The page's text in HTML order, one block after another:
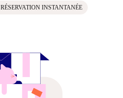
RÉSERVATION INSTANTANÉE